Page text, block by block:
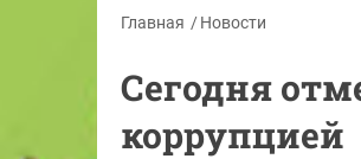
Главная Новости
Сегодня
коррупцией